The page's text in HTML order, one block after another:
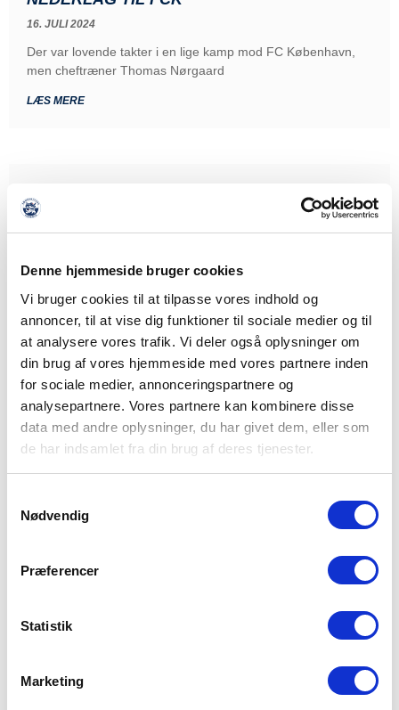
Denne hjemmeside bruger cookies
Vi bruger cookies til at tilpasse vores indhold og
annoncer, til at vise dig funktioner til sociale medier og til
at analysere vores trafik. Vi deler også oplysninger om
din brug af vores hjemmeside med vores partnere inden
for sociale medier, annonceringspartnere og
analysepartnere. Vores partnere kan kombinere disse
data med andre oplysninger, du har givet dem, eller som
de har indsamlet fra din brug af deres tjenester.
Nødvendig
Præferencer
Statistik
Marketing
16. JULI 2024
Der var lovende takter i en lige kamp mod FC København,
men cheftræner Thomas Nørgaard
LÆS MERE